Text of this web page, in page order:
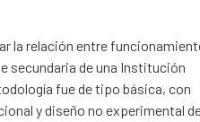
la relación entre
secundaria de una Institución
fue de tipo básica, con
y diseño no experimental